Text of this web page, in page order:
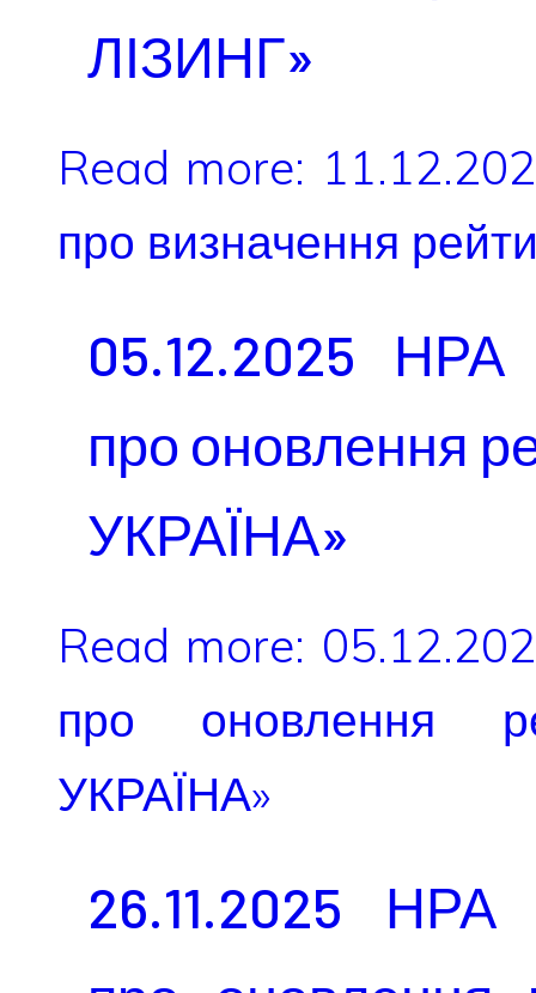
ЛІЗИНГ»
Read more:
про визначення
05.12.2025 НРА
про оновлення
УКРАЇНА»
Read more:
про оновлення
УКРАЇНА»
26.11.2025 НРА